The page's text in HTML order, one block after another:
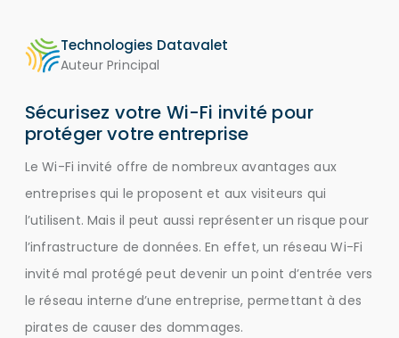
Technologies Datavalet
Auteur Principal
Sécurisez votre Wi-Fi invité pour
protéger votre entreprise
Le Wi-Fi invité offre de nombreux avantages aux
entreprises qui le proposent et aux visiteurs qui
l’utilisent. Mais il peut aussi représenter un risque pour
l’infrastructure de données. En effet, un réseau Wi-Fi
invité mal protégé peut devenir un point d’entrée vers
le réseau interne d’une entreprise, permettant à des
pirates de causer des dommages.